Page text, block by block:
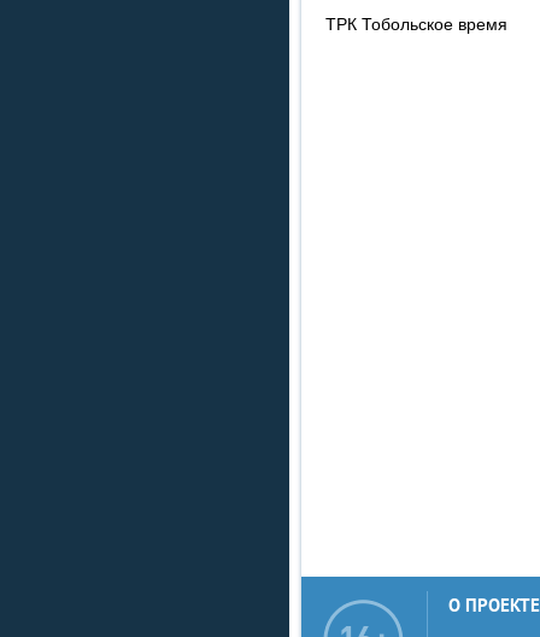
ТРК Тобольское время
О ПРОЕКТЕ